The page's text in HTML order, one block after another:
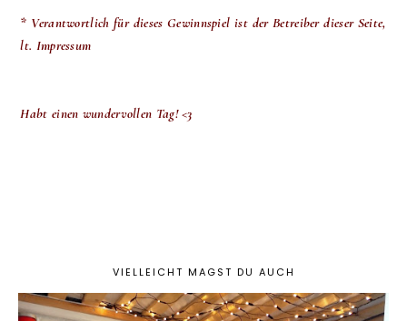
* Verantwortlich für dieses Gewinnspiel ist der Betreiber dieser Seite,
lt. Impressum
Habt einen wundervollen Tag! <3
VIELLEICHT MAGST DU AUCH